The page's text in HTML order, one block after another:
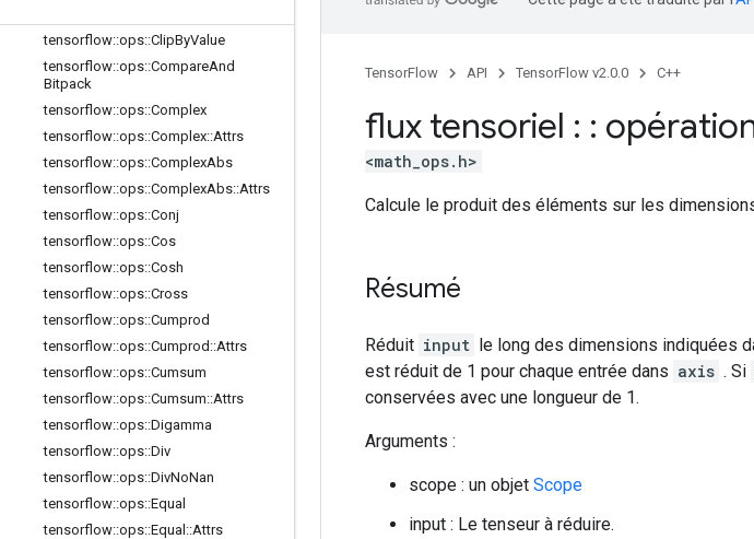
tensorflow::ops::ClipByValue
tensorflow::ops::CompareAnd
Bitpack
tensorflow::ops::Complex
tensorflow::ops::Complex::Attrs
tensorflow::ops::ComplexAbs
tensorflow::ops::ComplexAbs::Attrs
tensorflow::ops::Conj
tensorflow::ops::Cos
tensorflow::ops::Cosh
tensorflow::ops::Cross
tensorflow::ops::Cumprod
tensorflow::ops::Cumprod ::Attrs
tensorflow::ops::Cumsum
tensorflow::ops::Cumsum::Attrs
tensorflow::ops::Digamma
tensorflow::ops::Div
tensorflow::ops::DivNoNan
tensorflow::ops::Equal
tensorflow::ops::Equal ::Attrs
TensorFlow API TensorFlow v2.0.0 C++
flux tensoriel : :
<math_ops.h>
Calcule le produit des éléments sur les
Résumé
Réduit input le long des dimensions indiquées
est réduit de 1 pour chaque entrée dans axis . Si
conservées avec une longueur de 1.
Arguments :
scope : un objet Scope
input : Le tenseur à réduire.